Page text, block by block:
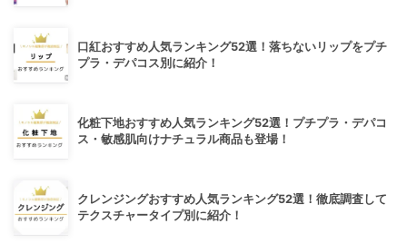
口紅おすすめ人気ランキング52選！落ちないリップをプチ
プラ・デパコス別に紹介！
化粧下地おすすめ人気ランキング52選！プチプラ・デパコ
ス・敏感肌向けナチュラル商品も登場！
クレンジングおすすめ人気ランキング52選！徹底調査して
テクスチャータイプ別に紹介！